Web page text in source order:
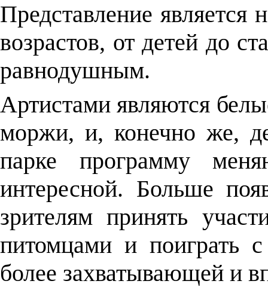
Представление является
возрастов, от детей до
равнодушным.
Артистами являются
моржи, и, конечно же,
парке программу
интересной. Больше
зрителям принять
питомцами и поиграть
более захватывающей и